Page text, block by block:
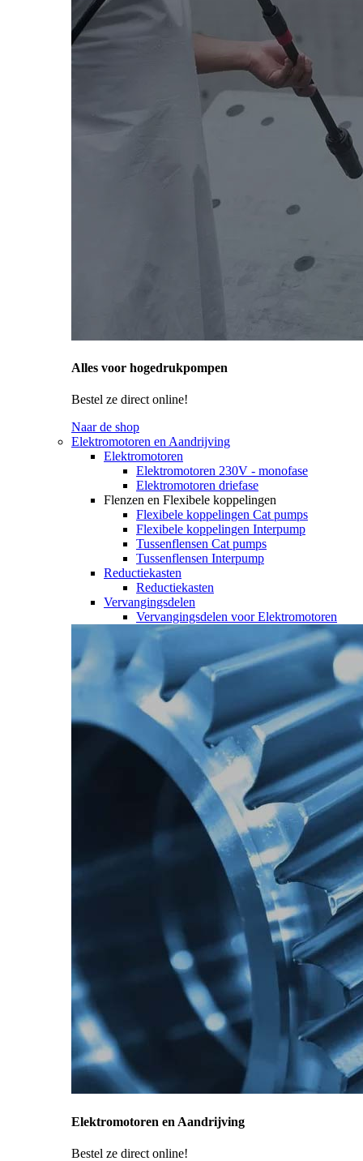
Alles voor hogedrukpompen
Bestel ze direct online!
Naar de shop
Elektromotoren en Aandrijving
Elektromotoren
Elektromotoren 230V - monofase
Elektromotoren driefase
Flenzen en Flexibele koppelingen
Flexibele koppelingen Cat pumps
Flexibele koppelingen Interpump
Tussenflensen Cat pumps
Tussenflensen Interpump
Reductiekasten
Reductiekasten
Vervangingsdelen
Vervangingsdelen voor Elektromotoren
Elektromotoren en Aandrijving
Bestel ze direct online!